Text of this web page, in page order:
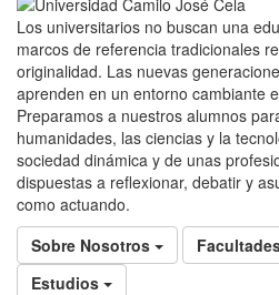
Los universitarios no buscan una
marcos de referencia tradicionales
originalidad. Las nuevas
aprenden en un entorno cambiante
Preparamos a nuestros alumnos
humanidades, las ciencias y la
sociedad dinámica y de unas
dispuestas a reflexionar, debatir y
como actuando.
Sobre Nosotros
Estudios